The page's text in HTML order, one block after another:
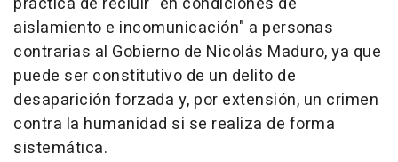
aislamiento e incomunicación" a personas
contrarias al Gobierno de Nicolás Maduro, ya que
puede ser constitutivo de un delito de
desaparición forzada y, por extensión, un crimen
contra la humanidad si se realiza de forma
sistemática.